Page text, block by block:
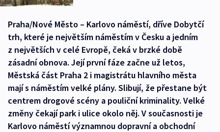
Praha/Nové Město – Karlovo náměstí, dříve Dobytčí
trh, které je největším náměstím v Česku a jedním
z největších v celé Evropě, čeká v brzké době
zásadní obnova. Její první fáze začne už letos,
Městská část Praha 2 i magistrátu hlavního města
mají s náměstím velké plány. Slibují, že přestane být
centrem drogové scény a pouliční kriminality. Velké
změny čekají park i ulice okolo něj. V současnosti je
Karlovo náměstí významnou dopravní a obchodní